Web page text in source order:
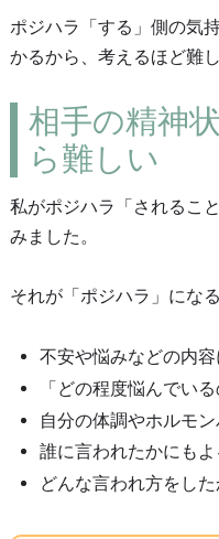
ポジハラ「する」側の気
かるから、考えるほど難
相手の精神
ら難しい
私がポジハラ「されるこ
みました。
それが「ポジハラ」にな
不安や悩みなどの内容
「どの程度悩んでい
自分の体調やホルモン
誰に言われたかにもよ
どんな言われ方をした